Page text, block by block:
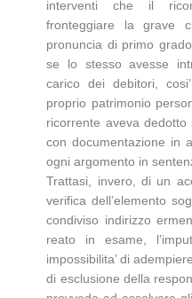
interventi che il
fronteggiare la grave
pronuncia di primo
se lo stesso avesse
carico dei debitori,
proprio patrimonio
ricorrente aveva
con documentazione in
ogni argomento in
Trattasi, invero, di un
verifica dell’elemento
condiviso indirizzo
reato in esame,
impossibilita’ di
di esclusione della